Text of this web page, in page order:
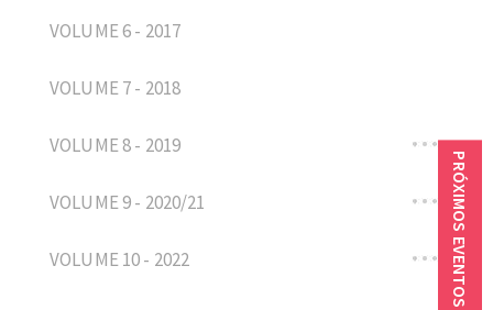
VOLUME 6 - 2017
VOLUME 7 - 2018
VOLUME 8 - 2019
VOLUME 9 - 2020/21
VOLUME 10 - 2022 PRÓXIMOS EVENTOS